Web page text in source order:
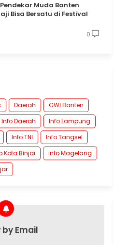
Muda Banten
Bisa Bersatu di Festival
0
Daerah
GWI Banten
Info Daerah
Info Lampung
Info TNI
Info Tangsel
Kota Binjai
info Magelang
by Email